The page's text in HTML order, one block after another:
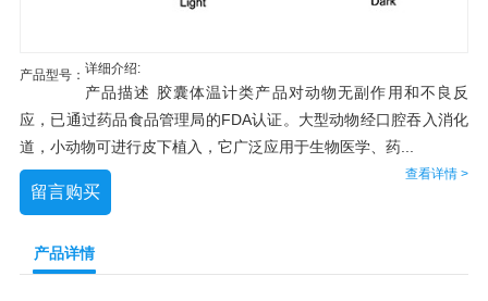
产品型号： 详细介绍:
产品描述 胶囊体温计类产品对动物无副作用和不良反
应，已通过药品食品管理局的FDA认证。大型动物经口腔吞入消化
道，小动物可进行皮下植入，它广泛应用于生物医学、药...
查看详情 >
留言购买
产品详情